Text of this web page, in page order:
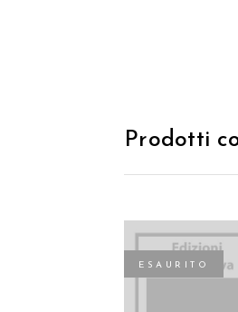
Prodotti
ESAURITO